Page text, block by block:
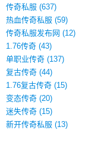
传奇私服 (637)
热血传奇私服 (59)
传奇私服发布网 (12)
1.76传奇 (43)
单职业传奇 (137)
复古传奇 (44)
1.76复古传奇 (15)
变态传奇 (20)
迷失传奇 (15)
新开传奇私服 (13)